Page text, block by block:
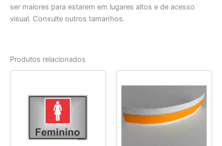
ser maiores para estarem em lugares altos e de acesso
visual. Consulte outros tamanhos.
Produtos relacionados